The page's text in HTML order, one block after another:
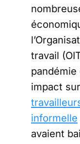
travail
pandémie
impact
informelle
avaient